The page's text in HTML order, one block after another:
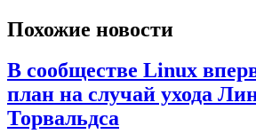
Похожие новости
В сообществе Linux
план на случай ухода
Торвальдса